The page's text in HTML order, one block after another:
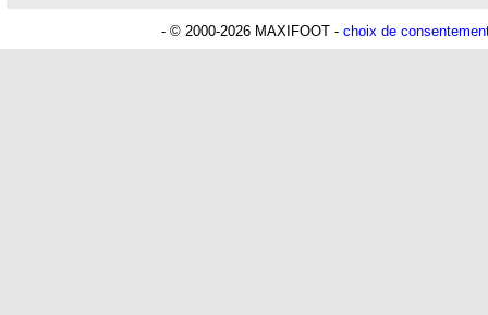
- © 2000-2026 MAXIFOOT - choix de